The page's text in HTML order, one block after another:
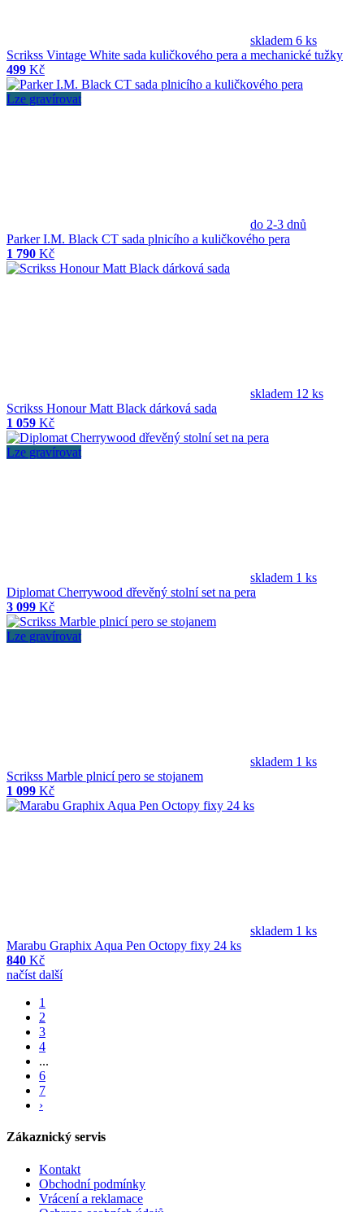
skladem 6 ks
Scrikss Vintage White sada kuličkového pera a mechanické tužky
499 Kč
Lze gravírovat
do 2-3 dnů
Parker I.M. Black CT sada plnicího a kuličkového pera
1 790 Kč
skladem 12 ks
Scrikss Honour Matt Black dárková sada
1 059 Kč
Lze gravírovat
skladem 1 ks
Diplomat Cherrywood dřevěný stolní set na pera
3 099 Kč
Lze gravírovat
skladem 1 ks
Scrikss Marble plnicí pero se stojanem
1 099 Kč
skladem 1 ks
Marabu Graphix Aqua Pen Octopy fixy 24 ks
840 Kč
načíst další
1
2
3
4
...
6
7
›
Zákaznický servis
Kontakt
Obchodní podmínky
Vrácení a reklamace